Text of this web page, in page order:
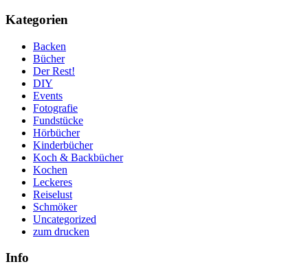
Kategorien
Backen
Bücher
Der Rest!
DIY
Events
Fotografie
Fundstücke
Hörbücher
Kinderbücher
Koch & Backbücher
Kochen
Leckeres
Reiselust
Schmöker
Uncategorized
zum drucken
Info